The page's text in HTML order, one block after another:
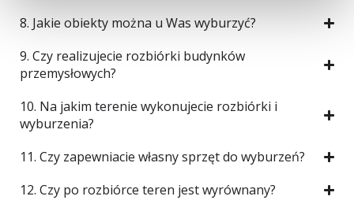
8. Jakie obiekty można u Was wyburzyć?
9. Czy realizujecie rozbiórki budynków
przemysłowych?
10. Na jakim terenie wykonujecie rozbiórki i
wyburzenia?
11. Czy zapewniacie własny sprzęt do wyburzeń?
12. Czy po rozbiórce teren jest wyrównany?